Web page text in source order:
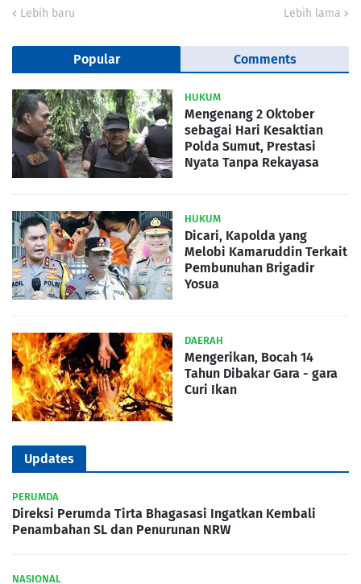
Lebih baru Lebih lama
Popular Comments
HUKUM
Mengenang 2 Oktober
sebagai Hari Kesaktian
Polda Sumut, Prestasi
Nyata Tanpa Rekayasa
HUKUM
Dicari, Kapolda yang
Melobi Kamaruddin Terkait
Pembunuhan Brigadir
Yosua
DAERAH
Mengerikan, Bocah 14
Tahun Dibakar Gara - gara
Curi Ikan
Updates
PERUMDA
Direksi Perumda Tirta Bhagasasi Ingatkan Kembali
Penambahan SL dan Penurunan NRW
NASIONAL